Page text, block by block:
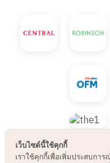
เว็บไซต์นี้ใช้คุกกี้
เราใช้คุกกี้เพื่อเพิ่มประสบกา